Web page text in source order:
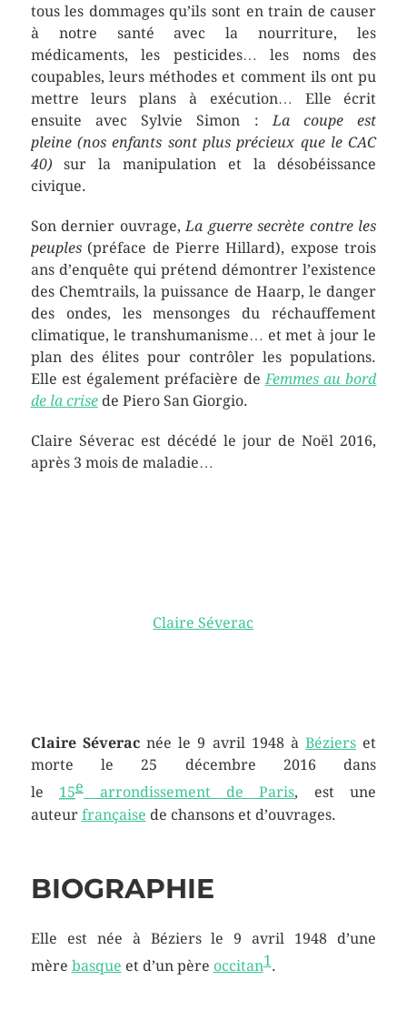
tous les dommages qu’ils sont en train de causer
à notre santé avec la nourriture, les
médicaments, les pesticides… les noms des
coupables, leurs méthodes et comment ils ont pu
mettre leurs plans à exécution… Elle écrit
ensuite avec Sylvie Simon :La coupe est
pleine (nos enfants sont plus précieux que le CAC
40)sur la manipulation et la désobéissance
civique.
Son dernier ouvrage,La guerre secrète contre les
peuples(préface de Pierre Hillard), expose trois
ans d’enquête qui prétend démontrer l’existence
des Chemtrails, la puissance de Haarp, le danger
des ondes, les mensonges du réchauffement
climatique, le transhumanisme… et met à jour le
plan des élites pour contrôler les populations.
Elle est également préfacière deFemmes au bord
de la crisede Piero San Giorgio.
Claire Séverac est décédé le jour de Noël 2016,
après 3 mois de maladie…
Claire Séverac
Claire Séveracnée le9 avril 1948àBéziers et
morte le25 décembre 2016 dans
le 15e arrondissement de Paris, est une
auteur française de chansons et d’ouvrages.
BIOGRAPHIE
Elle est née à Béziers le 9 avril 1948 d’une
mère basque et d’un père occitan1.